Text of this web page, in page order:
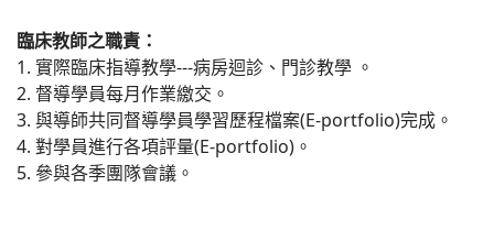
臨床教師之職責：
1. 實際臨床指導教學---病房迴診、門診教學 。
2. 督導學員每月作業繳交。
3. 與導師共同督導學員學習歷程檔案(E-portfolio)完成。
4. 對學員進行各項評量(E-portfolio)。
5. 參與各季團隊會議。